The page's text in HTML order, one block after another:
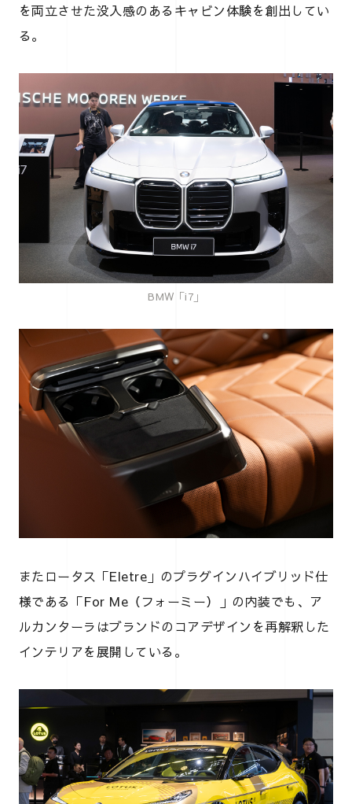
を両立させた没入感のあるキャビン体験を創出してい
る。
BMW「i7」
またロータス「Eletre」のプラグインハイブリッド仕
様である「For Me（フォーミー）」の内装でも、ア
ルカンターラはブランドのコアデザインを再解釈した
インテリアを展開している。